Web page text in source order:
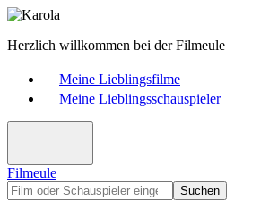
Herzlich willkommen bei der Filmeule
Meine Lieblingsfilme
Meine Lieblingsschauspieler
Filmeule
Suchen